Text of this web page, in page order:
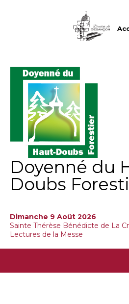
Doyenné du
Doubs
Dimanche 9 Août 2026
Sainte Thérèse Bénédicte de La
Lectures de la Messe